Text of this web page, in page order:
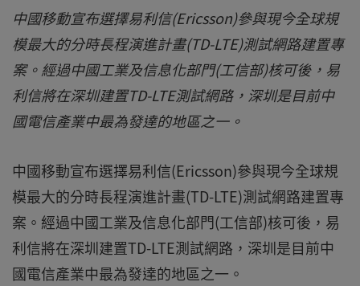
中國移動宣布選擇易利信(Ericsson)參與現今全球規
模最大的分時長程演進計畫(TD-LTE)測試網路建置專
案。經過中國工業及信息化部門(工信部)核可後，易
利信將在深圳建置TD-LTE測試網路，深圳是目前中
國電信產業中最為發達的地區之一。
中國移動宣布選擇易利信(Ericsson)參與現今全球規
模最大的分時長程演進計畫(TD-LTE)測試網路建置專
案。經過中國工業及信息化部門(工信部)核可後，易
利信將在深圳建置TD-LTE測試網路，深圳是目前中
國電信產業中最為發達的地區之一。